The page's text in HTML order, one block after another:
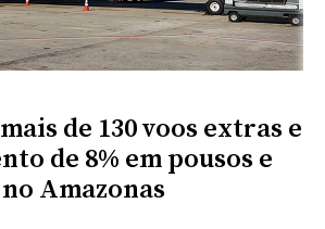
de 130 voos extras e
de 8% em pousos e
Amazonas